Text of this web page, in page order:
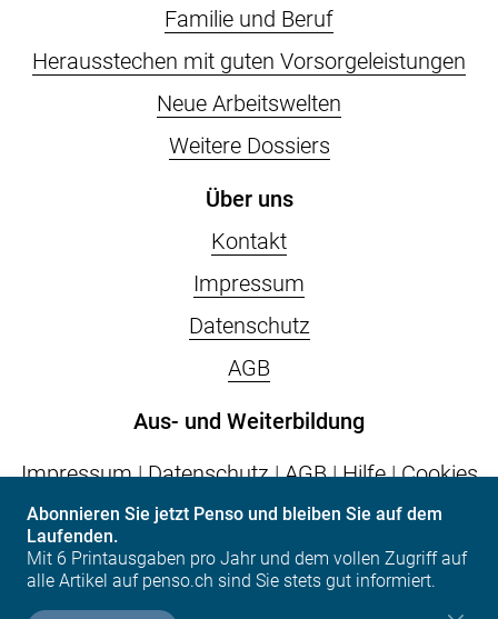
Abonnieren Sie jetzt Penso und bleiben Sie auf dem
Laufenden.
Mit 6 Printausgaben pro Jahr und dem vollen Zugriff auf
alle Artikel auf penso.ch sind Sie stets gut informiert.
Familie und Beruf
Herausstechen mit guten Vorsorgeleistungen
Neue Arbeitswelten
Weitere Dossiers
Über uns
Kontakt
Impressum
Datenschutz
AGB
Aus- und Weiterbildung
Impressum|Datenschutz|AGB|Hilfe|Cookies
vps.epas| Postfach | CH-6002 Luzern | Tel. +41
(0)41 317 07 07 | info(at)vps.epas.ch